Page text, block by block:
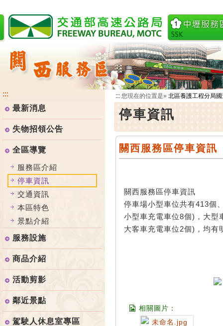
到
:::
最新消息
失物招領公告
全區導覽
服務區介紹
停車資訊
交通資訊
本區特色
景點介紹
服務設施
商品介紹
活動剪影
鄰近景點
駕駛人休息室專區
::: 您現在的位置是» 北區養護工程分局
停車資訊
關西服務區停車資訊
關西服務區停車資訊
停車場小型車位共有413個
小型車充電車位8個)，大型
大客車充電車位2個)，均有
相關圖片：